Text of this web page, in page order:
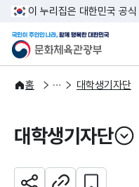
이 누리집은 대한민국 공
문화체육관광부
국민이 주인
홈
주요정책
정책소통 대학생기자단
대학생기자단
열기
관심 콘텐츠